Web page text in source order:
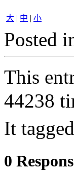
大 | 中 | 小
Posted
This
44238
It
0